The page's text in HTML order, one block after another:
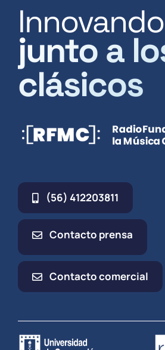
Innovando
junto a
clásicos
(56) 412203811
Contacto prensa
Contacto comercial